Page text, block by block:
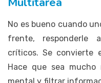
No es bueno cuando
frente, responderle
críticos. Se convierte
Hace que sea